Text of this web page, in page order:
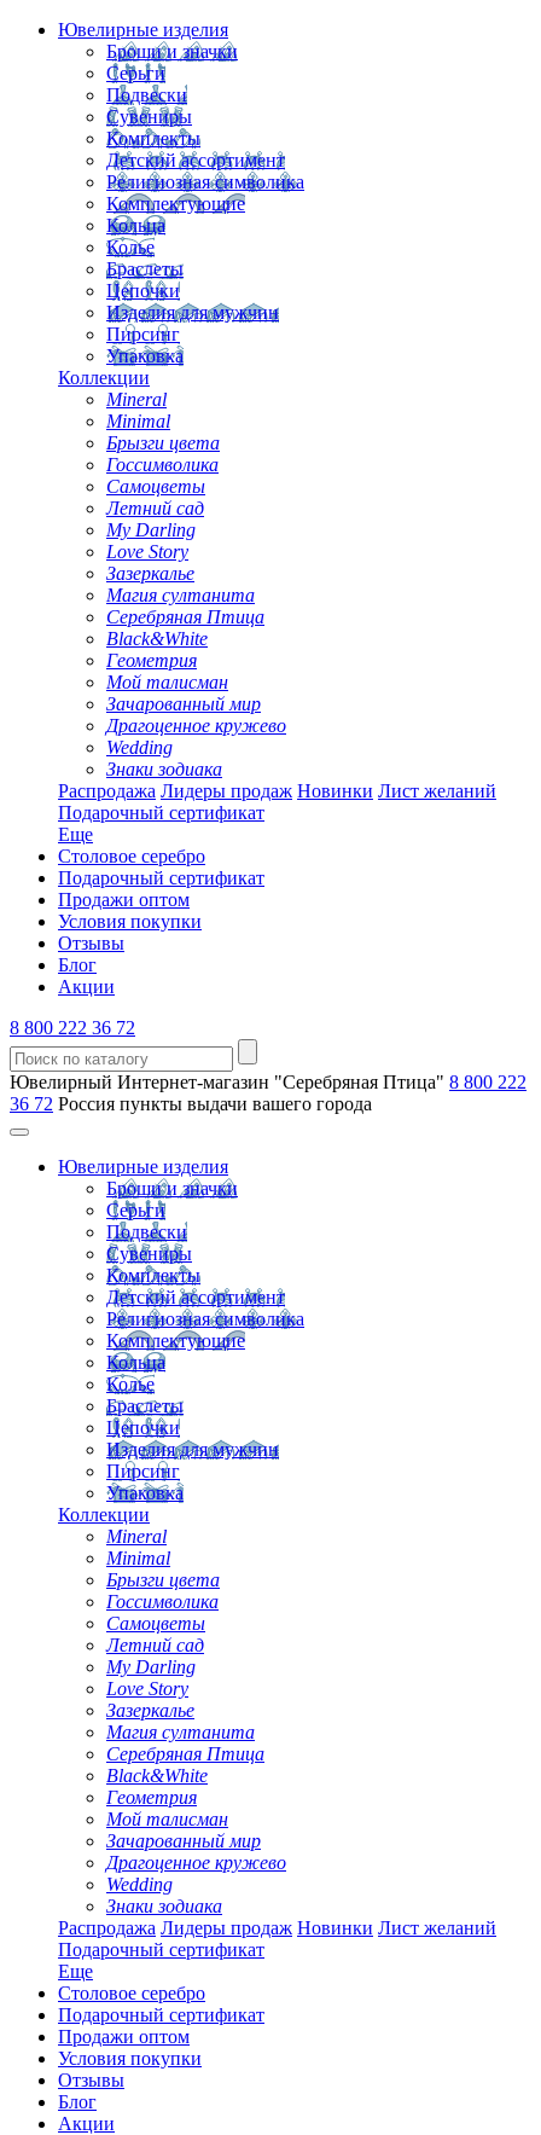
Ювелирные изделия
Броши и значки
Серьги
Подвески
Сувениры
Комплекты
Детский ассортимент
Религиозная символика
Комплектующие
Кольца
Колье
Браслеты
Цепочки
Изделия для мужчин
Пирсинг
Упаковка
Коллекции
Mineral
Minimal
Брызги цвета
Госсимволика
Самоцветы
Летний сад
My Darling
Love Story
Зазеркалье
Магия султанита
Серебряная Птица
Black&White
Геометрия
Мой талисман
Зачарованный мир
Драгоценное кружево
Wedding
Знаки зодиака
Распродажа Лидеры продаж Новинки Лист желаний
Подарочный сертификат
Еще
Столовое серебро
Подарочный сертификат
Продажи оптом
Условия покупки
Отзывы
Блог
Акции
8 800 222 36 72
Ювелирный Интернет-магазин "Серебряная Птица" 8 800 222
36 72 Россия пункты выдачи вашего города
Ювелирные изделия
Броши и значки
Серьги
Подвески
Сувениры
Комплекты
Детский ассортимент
Религиозная символика
Комплектующие
Кольца
Колье
Браслеты
Цепочки
Изделия для мужчин
Пирсинг
Упаковка
Коллекции
Mineral
Minimal
Брызги цвета
Госсимволика
Самоцветы
Летний сад
My Darling
Love Story
Зазеркалье
Магия султанита
Серебряная Птица
Black&White
Геометрия
Мой талисман
Зачарованный мир
Драгоценное кружево
Wedding
Знаки зодиака
Распродажа Лидеры продаж Новинки Лист желаний
Подарочный сертификат
Еще
Столовое серебро
Подарочный сертификат
Продажи оптом
Условия покупки
Отзывы
Блог
Акции